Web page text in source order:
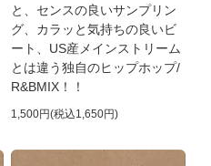
と、センスの良いサンプリン
グ、カラッと気持ちの良いビ
ート、US産メインストリーム
とは違う独自のヒップホップ/
R&BMIX！！
1,500円(税込1,650円)